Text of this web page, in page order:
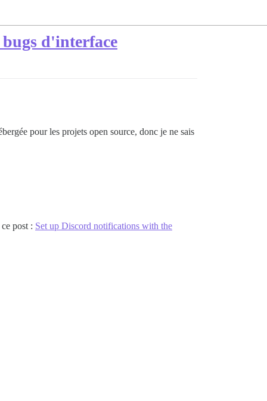
d'interface
pour les projets open source, donc je ne sais
post : Set up Discord notifications with the